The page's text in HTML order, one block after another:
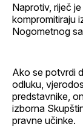
Naprotiv, riječ
kompromitiraju
Nogometnog
Ako se potvrdi
odluku,
predstavnike,
izborna
pravne učinke.